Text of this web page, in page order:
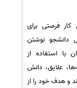
کار فرصتی برای
دانشجو نوشتن
با استفاده از
علایق، دانش
و هدف خود را از